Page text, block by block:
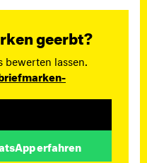
geerbt?
lassen.
erfahren